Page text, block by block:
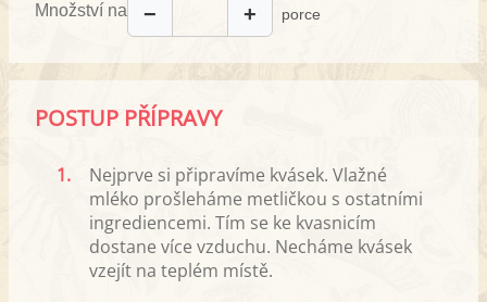
Množství na − + porce
POSTUP PŘÍPRAVY
1.
Nejprve si připravíme kvásek. Vlažné
mléko prošleháme metličkou s ostatními
ingrediencemi. Tím se ke kvasnicím
dostane více vzduchu. Necháme kvásek
vzejít na teplém místě.